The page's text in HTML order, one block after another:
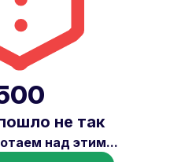
не так
над этим...